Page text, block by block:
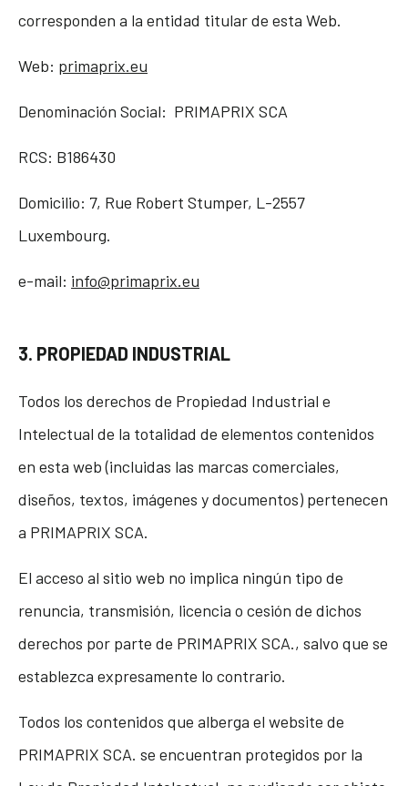
corresponden a la entidad titular de esta Web.
Web: primaprix.eu
Denominación Social: PRIMAPRIX SCA
RCS: B186430
Domicilio: 7, Rue Robert Stumper, L-2557
Luxembourg.
e-mail: info@primaprix.eu
3. PROPIEDAD INDUSTRIAL
Todos los derechos de Propiedad Industrial e
Intelectual de la totalidad de elementos contenidos
en esta web (incluidas las marcas comerciales,
diseños, textos, imágenes y documentos) pertenecen
a PRIMAPRIX SCA.
El acceso al sitio web no implica ningún tipo de
renuncia, transmisión, licencia o cesión de dichos
derechos por parte de PRIMAPRIX SCA., salvo que se
establezca expresamente lo contrario.
Todos los contenidos que alberga el website de
PRIMAPRIX SCA. se encuentran protegidos por la